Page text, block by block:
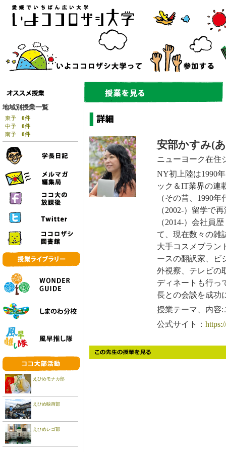
地域別授業一覧
東予 0件
中予 0件
南予 0件
えひめモナカ部
えひめ映画部
えひめレゴ部
安部かすみ(
ニューヨーク在住
NY初上陸は1990
ック＆IT業界の連
（その昔、1990
（2002-）留学で
（2014-）会社員
て、現在数々の雑
大手コスメブラン
ースの翻訳家、ビ
外視察、テレビの
ディネートも行っ
長との会談を成功
授業テーマ、内容
公式サイト：